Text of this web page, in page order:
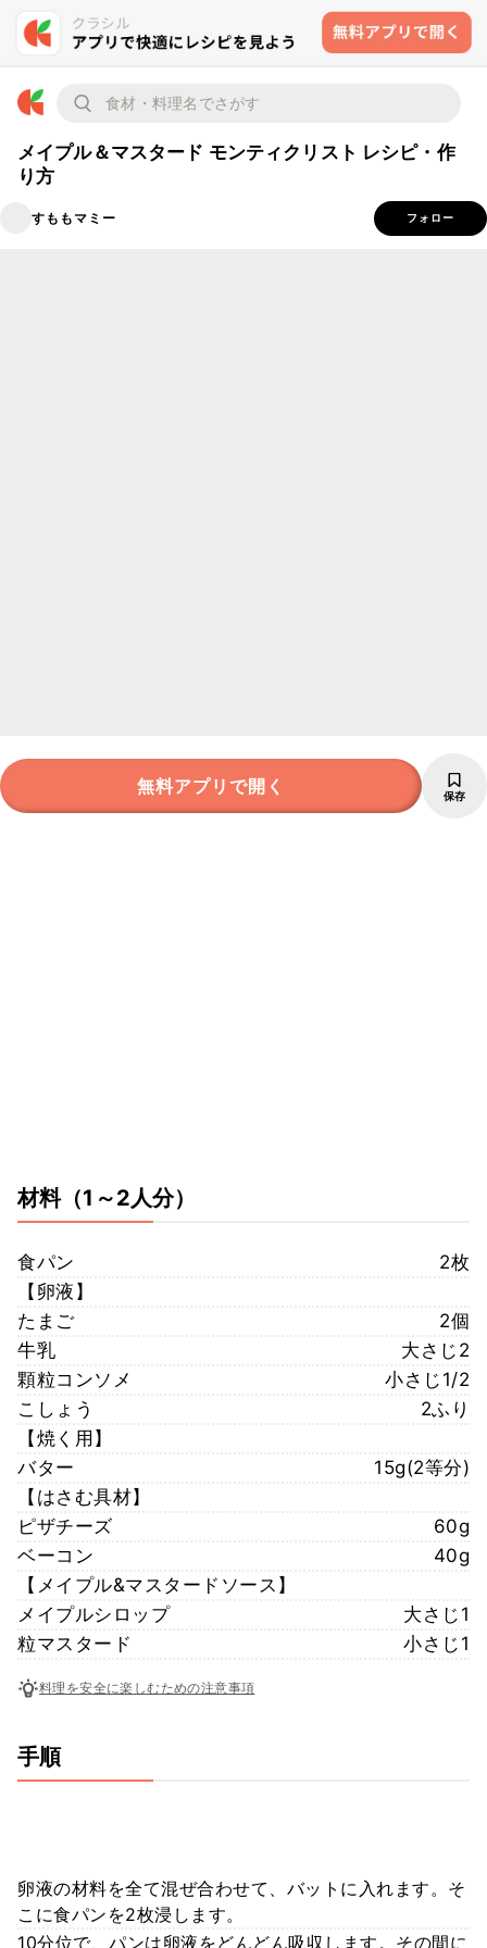
メイプル＆マスタード モンティクリスト レシピ・作
り方
すももマミー フォロー
無料アプリで開く 保存
材料（1～2人分）
食パン
2枚
【卵液】
たまご
2個
牛乳
大さじ2
顆粒コンソメ
小さじ1/2
こしょう
2ふり
【焼く用】
バター
15g(2等分)
【はさむ具材】
ピザチーズ
60g
ベーコン
40g
【メイプル&マスタードソース】
メイプルシロップ
大さじ1
粒マスタード
小さじ1
料理を安全に楽しむための注意事項
手順
卵液の材料を全て混ぜ合わせて、バットに入れます。そ
こに食パンを2枚浸します。
10分位で、パンは卵液をどんどん吸収します。その間に